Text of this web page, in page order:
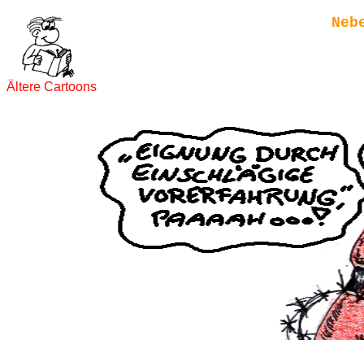
Ältere Cartoons